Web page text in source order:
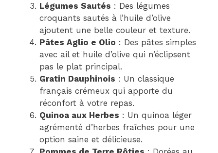
Légumes Sautés : Des légumes
croquants sautés à l’huile d’olive
ajoutent une belle couleur et texture.
Pâtes Aglio e Olio : Des pâtes simples
avec ail et huile d’olive qui n’éclipsent
pas le plat principal.
Gratin Dauphinois : Un classique
français crémeux qui apporte du
réconfort à votre repas.
Quinoa aux Herbes : Un quinoa léger
agrémenté d’herbes fraîches pour une
option saine et délicieuse.